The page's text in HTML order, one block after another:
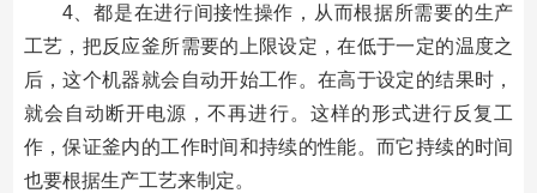
4、都是在进行间接性操作，从而根据所需要的生产
工艺，把反应釜所需要的上限设定，在低于一定的温度之
后，这个机器就会自动开始工作。在高于设定的结果时，
就会自动断开电源，不再进行。这样的形式进行反复工
作，保证釜内的工作时间和持续的性能。而它持续的时间
也要根据生产工艺来制定。